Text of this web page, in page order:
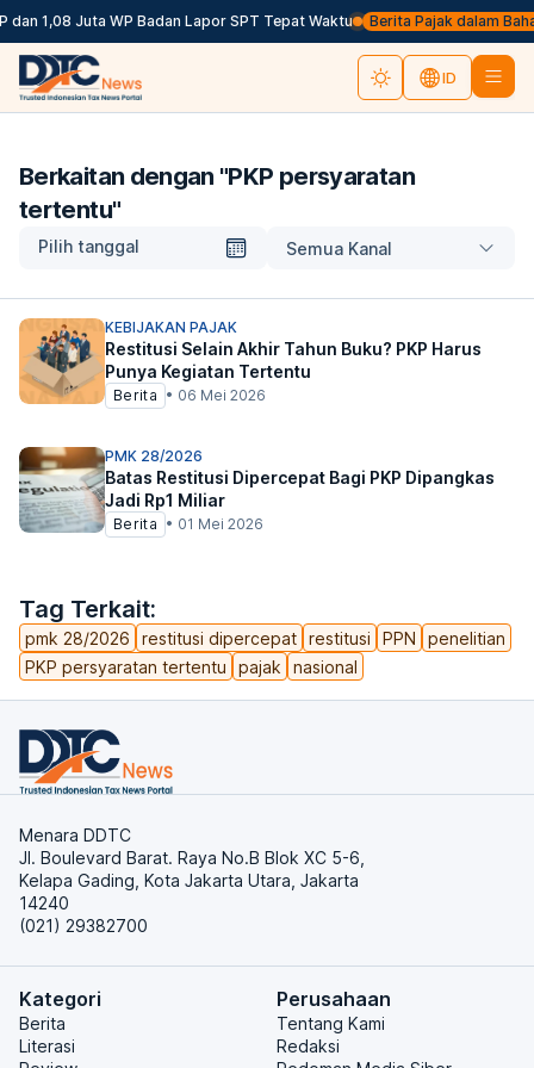
dan 1,08 Juta WP Badan Lapor SPT Tepat Waktu Berita Pajak dalam
ID
Berkaitan dengan "PKP persyaratan
tertentu"
Pilih tanggal Semua Kanal
Tag Terkait:
pmk 28/2026 restitusi dipercepat restitusi PPN
penelitian
PKP persyaratan tertentu
pajak nasional
KEBIJAKAN PAJAK
Restitusi Selain Akhir Tahun Buku? PKP Harus
Punya Kegiatan Tertentu
Berita • 06 Mei 2026
PMK 28/2026
Batas Restitusi Dipercepat Bagi PKP Dipangkas
Jadi Rp1 Miliar
Berita • 01 Mei 2026
Menara DDTC
Jl. Boulevard Barat. Raya No.B Blok XC 5-6,
Kelapa Gading, Kota Jakarta Utara, Jakarta
14240
(021) 29382700
Kategori
Berita
Literasi
Perusahaan
Tentang Kami
Redaksi